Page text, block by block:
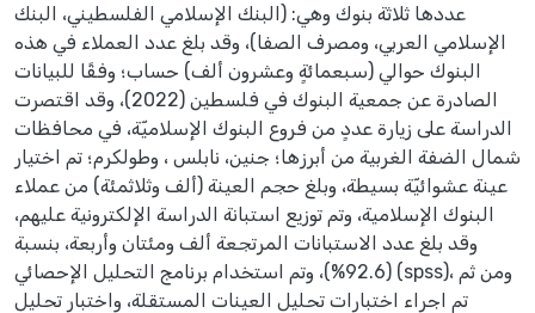
عددها ثلاثة بنوك وهي: (البنك الإسلامي الفلسطيني، البنك
الإسلامي العربي، ومصرف الصفا)، وقد بلغ عدد العملاء في هذه
البنوك حوالي (سبعمائةٍ وعشرون ألف) حساب؛ وفقًا للبيانات
الصادرة عن جمعية البنوك في فلسطين (2022)، وقد اقتصرت
الدراسة على زيارة عددٍ من فروع البنوك الإسلاميّة، في محافظات
شمال الضفة الغربية من أبرزها؛ جنين، نابلس ، وطولكرم؛ تم اختيار
عينة عشوائيّة بسيطة، وبلغ حجم العينة (ألف وثلاثمئة) من عملاء
البنوك الإسلامية، وتم توزيع استبانة الدراسة الإلكترونية عليهم،
وقد بلغ عدد الاستبانات المرتجعة ألف ومئتان وأربعة، بنسبة
(92.6%)، وتم استخدام برنامج التحليل الإحصائي (spss)، ومن ثم
تم اجراء اختبارات تحليل العينات المستقلة، واختبار تحليل